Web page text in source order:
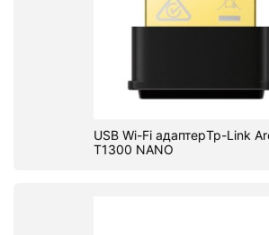
USB Wi-Fi адаптерTp-Link
T1300 NANO